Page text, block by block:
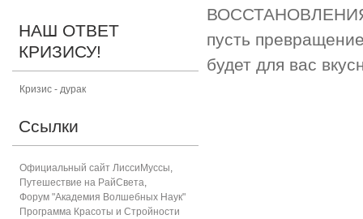
ВОССТАНОВЛЕНИЯ
пусть
будет для вас
НАШ ОТВЕТ
КРИЗИСУ!
Кризис - дурак
Ссылки
Официальный сайт ЛиссиМуссы,
Путешествие на РайСвета,
Форум "Академия Волшебных Наук"
Программа Красоты и Стройности